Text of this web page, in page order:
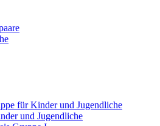
für Kinder und Jugendliche
und Jugendliche​